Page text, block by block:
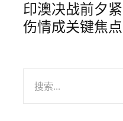
印澳决战前夕
伤情成关键焦点
搜索...